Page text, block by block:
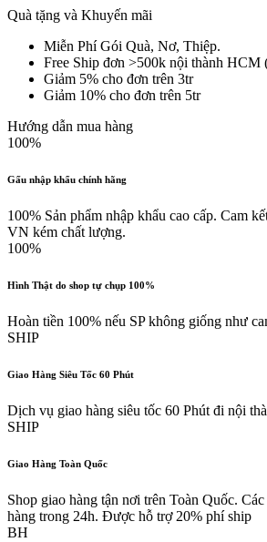
Quà tặng và Khuyến mãi
Miễn Phí Gói Quà, Nơ, Thiệp.
Free Ship đơn >500k nội thành HCM
Giảm 5% cho đơn trên 3tr
Giảm 10% cho đơn trên 5tr
Hướng dẫn mua hàng
100%
Gấu nhập khẩu chính hãng
100% Sản phẩm nhập khẩu cao cấp. Cam
VN kém chất lượng.
100%
Hình Thật do shop tự chụp 100%
Hoàn tiền 100% nếu SP không giống như
SHIP
Giao Hàng Siêu Tốc 60 Phút
Dịch vụ giao hàng siêu tốc 60 Phút đi nội
SHIP
Giao Hàng Toàn Quốc
Shop giao hàng tận nơi trên Toàn Quốc.
hàng trong 24h. Được hỗ trợ 20% phí ship
BH